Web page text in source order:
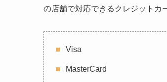
の店舗で対応できるクレジットカ
Visa
MasterCard